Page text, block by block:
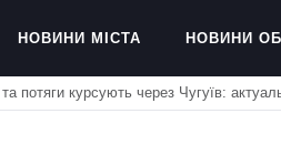
НОВИНИ МІСТА НОВИНИ
та потяги курсують через Чугуїв: